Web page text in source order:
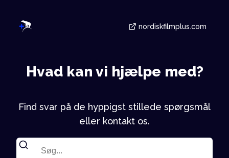
nordiskfilmplus.com
Hvad kan vi hjælpe med?
Find svar på de hyppigst stillede spørgsmål
eller kontakt os.